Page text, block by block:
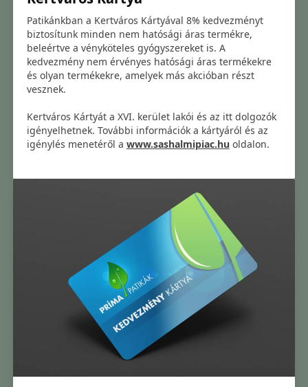
Patikánkban a Kertváros Kártyával 8% kedvezményt
biztosítunk minden nem hatósági áras termékre,
beleértve a vényköteles gyógyszereket is. A
kedvezmény nem érvényes hatósági áras termékekre
és olyan termékekre, amelyek más akcióban részt
vesznek.
Kertváros Kártyát a XVI. kerület lakói és az itt dolgozók
igényelhetnek. További információk a kártyáról és az
igénylés menetéről a www.sashalmipiac.hu oldalon.